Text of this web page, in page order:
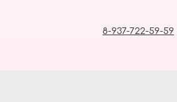
8-937-722-59-59